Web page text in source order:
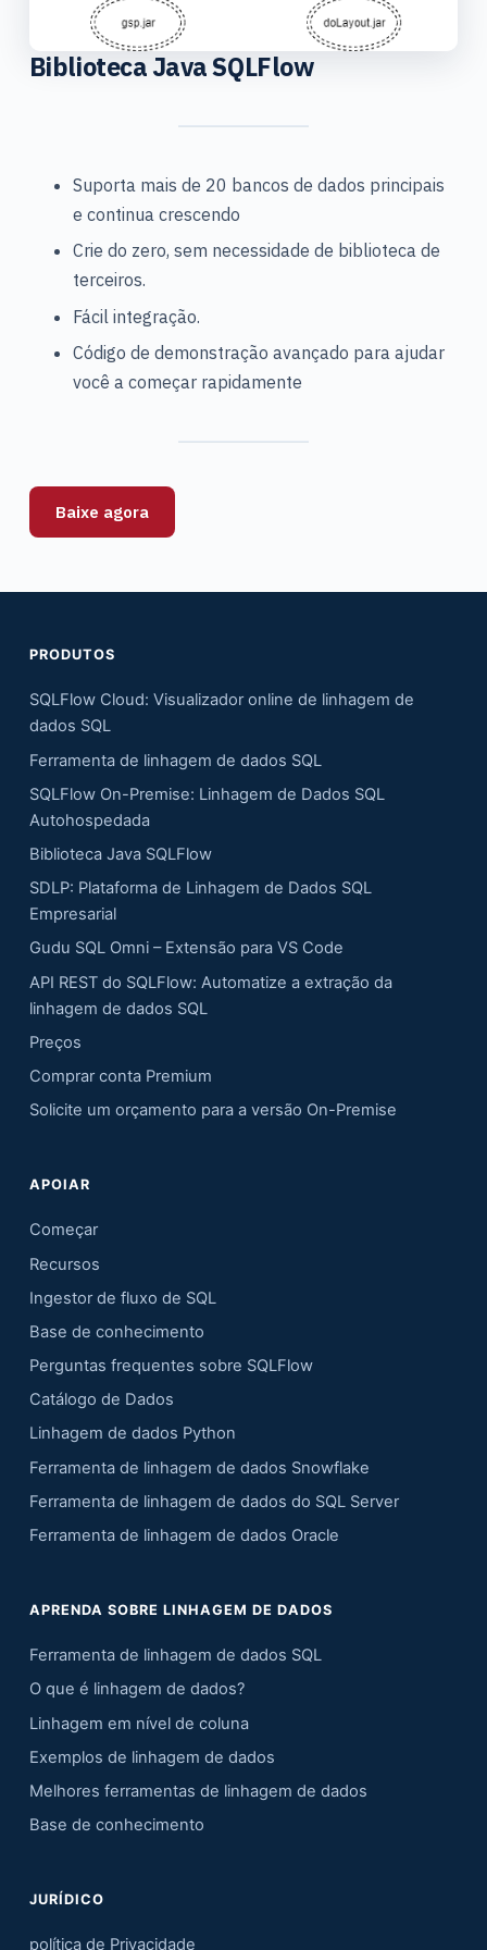
Biblioteca Java SQLFlow
Suporta mais de 20 bancos de dados principais
e continua crescendo
Crie do zero, sem necessidade de biblioteca de
terceiros.
Fácil integração.
Código de demonstração avançado para ajudar
você a começar rapidamente
Baixe agora
PRODUTOS
SQLFlow Cloud: Visualizador online de linhagem de
dados SQL
Ferramenta de linhagem de dados SQL
SQLFlow On-Premise: Linhagem de Dados SQL
Autohospedada
Biblioteca Java SQLFlow
SDLP: Plataforma de Linhagem de Dados SQL
Empresarial
Gudu SQL Omni – Extensão para VS Code
API REST do SQLFlow: Automatize a extração da
linhagem de dados SQL
Preços
Comprar conta Premium
Solicite um orçamento para a versão On-Premise
APOIAR
Começar
Recursos
Ingestor de fluxo de SQL
Base de conhecimento
Perguntas frequentes sobre SQLFlow
Catálogo de Dados
Linhagem de dados Python
Ferramenta de linhagem de dados Snowflake
Ferramenta de linhagem de dados do SQL Server
Ferramenta de linhagem de dados Oracle
APRENDA SOBRE LINHAGEM DE DADOS
Ferramenta de linhagem de dados SQL
O que é linhagem de dados?
Linhagem em nível de coluna
Exemplos de linhagem de dados
Melhores ferramentas de linhagem de dados
Base de conhecimento
JURÍDICO
política de Privacidade